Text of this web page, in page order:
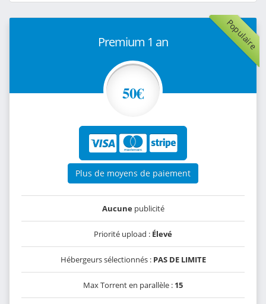
Populaire
Premium 1 an
50€
Plus de moyens de paiement
Aucunepublicité
Priorité upload : Élevé
Hébergeurs sélectionnés : PAS DE LIMITE
Max Torrent en parallèle : 15